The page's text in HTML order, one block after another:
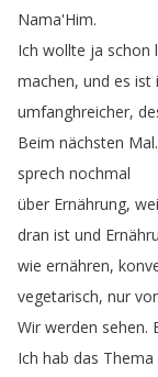
Nama'Him.
Ich wollte ja schon
machen, und es ist
umfanghreicher,
Beim nächsten Mal.
sprech nochmal
über Ernährung,
dran ist und
wie ernähren,
vegetarisch, nur
Wir werden sehen.
Ich hab das Thema